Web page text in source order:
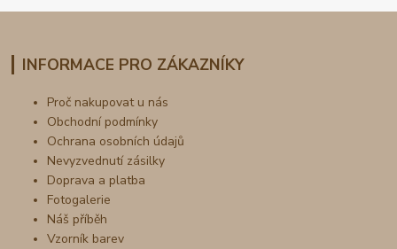
INFORMACE PRO ZÁKAZNÍKY
Proč nakupovat u nás
Obchodní podmínky
Ochrana osobních údajů
Nevyzvednutí zásilky
Doprava a platba
Fotogalerie
Náš příběh
Vzorník barev